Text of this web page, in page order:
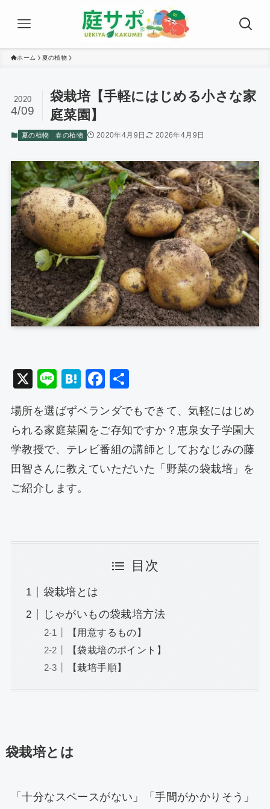
ホーム 夏の植物
袋栽培【手軽にはじめる小さな家
庭菜園】
2020
4/09
夏の植物 春の植物 2020年4月9日 2026年4月9日
X
Li
e
H
e
n
a
F
c
e
b
o
場所を選ばずベランダでもできて、気軽にはじめ
られる家庭菜園をご存知ですか？恵泉女子学園大
学教授で、テレビ番組の講師としておなじみの藤
田智さんに教えていただいた「野菜の袋栽培」を
ご紹介します。
目次
袋栽培とは
じゃがいもの袋栽培方法
【用意するもの】
【袋栽培のポイント】
【栽培手順】
袋栽培とは
「十分なスペースがない」「手間がかかりそう」